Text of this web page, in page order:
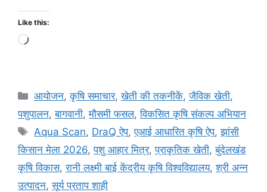
Like this:
आयोजन,कृषि समाचार,खेती की तकनीकें,जैविक खेती,
पशुपालन,बागवानी,मौसमी फसल,विकसित कृषि संकल्प अभियान
Aqua Scan, DraQ ऐप,एआई आधारित कृषि ऐप,झांसी
किसान मेला 2026,पशु आहार मित्र,प्राकृतिक खेती,बुंदेलखंड
कृषि विकास,रानी लक्ष्मी बाई केंद्रीय कृषि विश्वविद्यालय,श्री अन्न
उत्पादन,सूर्य प्रताप शाही